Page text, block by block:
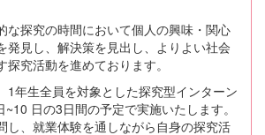
な探究の時間において個人の興味・関心
発見し、解決策を見出し、よりよい社会
究活動を進めております。
1年生全員を対象とした探究型インターン
日の3日間の予定で実施いたします。
し、就業体験を通しながら自身の探究活